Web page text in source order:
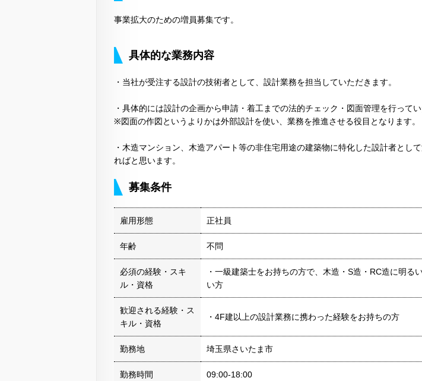
事業拡大のための増員募集です。
具体的な業務内容
・当社が受注する設計の技術者として、設計業務を担当していただきます。
・具体的には設計の企画から申請・着工までの法的チェック・図面管理を行ってい
※図面の作図というよりかは外部設計を使い、業務を推進させる役目となります。
・木造マンション、木造アパート等の非住宅用途の建築物に特化した設計者とし
ればと思います。
募集条件
雇用形態 正社員
年齢 不問
必須の経験・スキ
ル・資格
・一級建築士をお持ちの方で、木造・S造・RC造に明る
い方
歓迎される経験・ス
キル・資格
・4F建以上の設計業務に携わった経験をお持ちの方
勤務地 埼玉県さいたま市
勤務時間 09:00-18:00